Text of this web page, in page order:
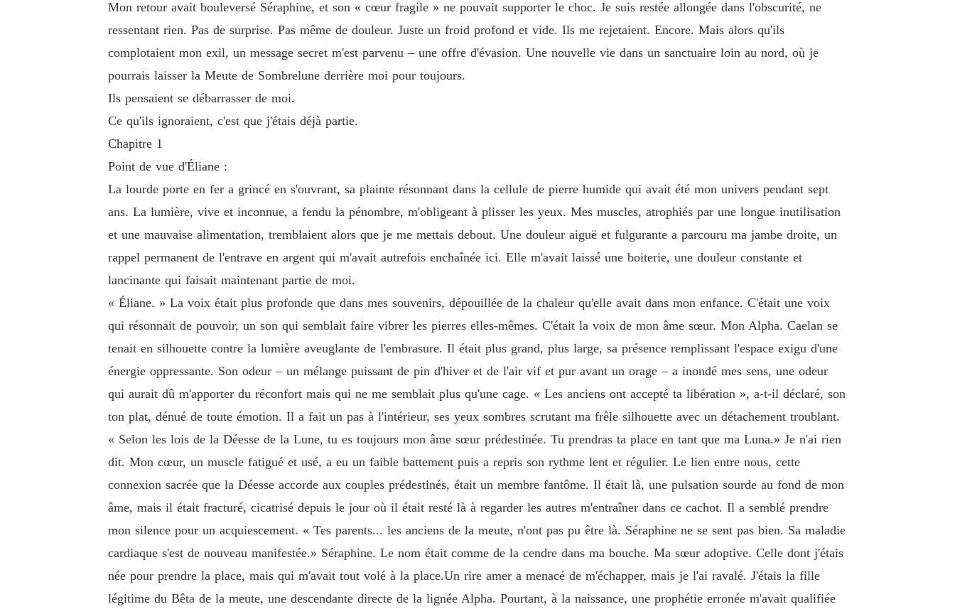
aisser la Meute de Sombrelune derrière moi pour toujours.
Ils pensaient se débarrasser de moi.
Ce qu'ils ignoraient, c'est que j'étais déjà partie.
Mon retour avait bouleversé Séraphine, et son « cœur fragile » ne pouvait supporter le choc. Je suis restée allongée dans l'obscurité, ne
ressentant rien. Pas de surprise. Pas même de douleur. Juste un froid profond et vide. Ils me rejetaient. Encore. Mais alors qu'ils
complotaient mon exil, un message secret m'est parvenu – une offre d'évasion. Une nouvelle vie dans un sanctuaire loin au nord, où je
pourrais laisser la Meute de Sombrelune derrière moi pour toujours.
Ils pensaient se débarrasser de moi.
Ce qu'ils ignoraient, c'est que j'étais déjà partie.
Chapitre 1
Point de vue d'Éliane :
La lourde porte en fer a grincé en s'ouvrant, sa plainte résonnant dans la cellule de pierre humide qui avait été mon univers pendant sept
ans. La lumière, vive et inconnue, a fendu la pénombre, m'obligeant à plisser les yeux. Mes muscles, atrophiés par une longue inutilisation
et une mauvaise alimentation, tremblaient alors que je me mettais debout. Une douleur aiguë et fulgurante a parcouru ma jambe droite, un
rappel permanent de l'entrave en argent qui m'avait autrefois enchaînée ici. Elle m'avait laissé une boiterie, une douleur constante et
lancinante qui faisait maintenant partie de moi.
« Éliane. » La voix était plus profonde que dans mes souvenirs, dépouillée de la chaleur qu'elle avait dans mon enfance. C'était une voix
qui résonnait de pouvoir, un son qui semblait faire vibrer les pierres elles-mêmes. C'était la voix de mon âme sœur. Mon Alpha. Caelan se
tenait en silhouette contre la lumière aveuglante de l'embrasure. Il était plus grand, plus large, sa présence remplissant l'espace exigu d'une
énergie oppressante. Son odeur – un mélange puissant de pin d'hiver et de l'air vif et pur avant un orage – a inondé mes sens, une odeur
qui aurait dû m'apporter du réconfort mais qui ne me semblait plus qu'une cage. « Les anciens ont accepté ta libération », a-t-il déclaré, son
ton plat, dénué de toute émotion. Il a fait un pas à l'intérieur, ses yeux sombres scrutant ma frêle silhouette avec un détachement troublant.
« Selon les lois de la Déesse de la Lune, tu es toujours mon âme sœur prédestinée. Tu prendras ta place en tant que ma Luna.» Je n'ai rien
dit. Mon cœur, un muscle fatigué et usé, a eu un faible battement puis a repris son rythme lent et régulier. Le lien entre nous, cette
connexion sacrée que la Déesse accorde aux couples prédestinés, était un membre fantôme. Il était là, une pulsation sourde au fond de mon
âme, mais il était fracturé, cicatrisé depuis le jour où il était resté là à regarder les autres m'entraîner dans ce cachot. Il a semblé prendre
mon silence pour un acquiescement. « Tes parents... les anciens de la meute, n'ont pas pu être là. Séraphine ne se sent pas bien. Sa maladie
cardiaque s'est de nouveau manifestée.» Séraphine. Le nom était comme de la cendre dans ma bouche. Ma sœur adoptive. Celle dont j'étais
née pour prendre la place, mais qui m'avait tout volé à la place.Un rire amer a menacé de m'échapper, mais je l'ai ravalé. J'étais la fille
légitime du Bêta de la meute, une descendante directe de la lignée Alpha. Pourtant, à la naissance, une prophétie erronée m'avait qualifiée
Exilée par mon compagnon, couronnée par les vauriens
Chapitre 16
Exilée par mon compagnon, couronnée par les vauriens
Chapitre 17
Exilée par mon compagnon, couronnée par les vauriens
Exilée par mon compagnon, couronnée par les vauriens
Chapitre 19
10/09/2025
Exilée par mon compagnon, couronnée par les vauriens
Chapitre 20
10/09/2025
Exilée par mon compagnon, couronnée par les vauriens
Chapitre 21
10/09/2025
Exilée par mon compagnon, couronnée par les vauriens
Chapitre 22
Exilée par mon compagnon, couronnée par les vauriens
Chapitre 23
10/09/2025
Exilée par mon compagnon, couronnée par les vauriens
Chapitre 24
10/09/2025
Exilée par mon compagnon, couronnée par les vauriens
Chapitre 25
10/09/2025